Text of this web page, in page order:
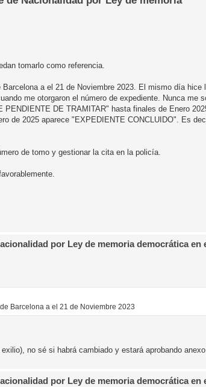
tomarlo como referencia.
a el 21 de Noviembre 2023. El mismo día hice
me otorgaron el número de expediente. Nunca me
DE TRAMITAR" hasta finales de Enero
de 2025 aparece "EXPEDIENTE CONCLUIDO". Es
de tomo y gestionar la cita en la policía.
por Ley de memoria democrática en
Barcelona a el 21 de Noviembre 2023
no sé si habrá cambiado y estará aprobando
por Ley de memoria democrática en